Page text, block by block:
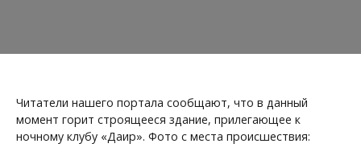
Читатели нашего портала сообщают, что в данный
момент горит строящееся здание, прилегающее к
ночному клубу «Даир». Фото с места происшествия: